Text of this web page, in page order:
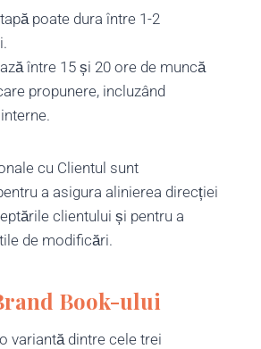
poate dura între 1-2
între 15 și 20 ore de muncă
propunere, incluzând
cu Clientul sunt
a asigura alinierea direcției
clientului și pentru a
de modificări.
Book-ului
variantă dintre cele trei